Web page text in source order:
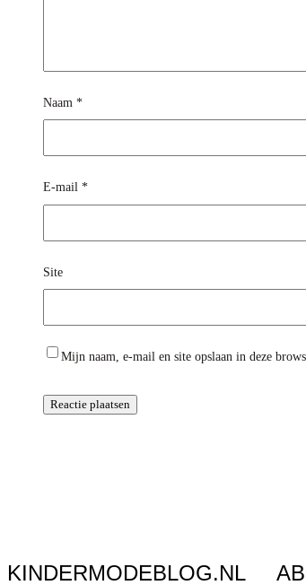
Naam *
E-mail *
Site
Mijn naam, e-mail en site opslaan in deze
KINDERMODEBLOG.NL